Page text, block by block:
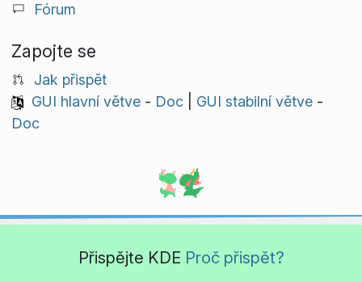
Fórum
Zapojte se
Jak přispět
GUI hlavní větve- Doc| GUI stabilní větve-
Doc
Přispějte KDE Proč přispět?